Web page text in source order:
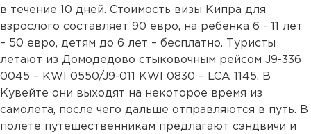
в течение 10 дней. Стоимость визы Кипра для
взрослого составляет 90 евро, на ребенка 6 - 11 лет
– 50 евро, детям до 6 лет – бесплатно. Туристы
летают из Домодедово стыковочным рейсом J9-336
0045 – KWI 0550/J9-011 KWI 0830 – LCA 1145. В
Кувейте они выходят на некоторое время из
самолета, после чего дальше отправляются в путь. В
полете путешественникам предлагают сэндвичи и